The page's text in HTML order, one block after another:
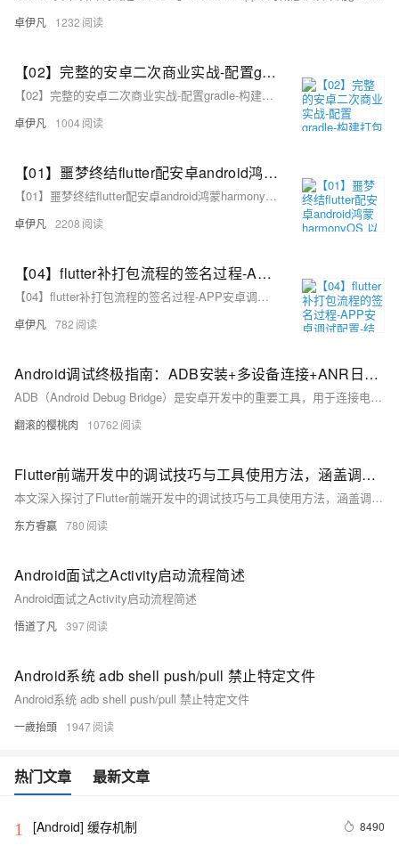
卓伊凡 1232
【02】完整的安卓二次商业实战-配置gradle-构建打包原生安卓项目-调试本地运行模拟器-优雅草伊凡
【02】完整的安卓二次商业实战-配置gradle-构建打包原生安卓项目-调试本地运行模拟器-优雅草伊凡
卓伊凡 1004
【01】噩梦终结flutter配安卓android鸿蒙harmonyOS 以及next调试环境配鸿蒙和ios真机调试环境-flutter项目安卓环境配置-gradle-agp-ndkVersion模拟器运行真机测试环境-本地环境搭建-如何快速搭建android本地运行环境-优雅草卓伊凡-很多人在这步就被难倒了
【01】噩梦终结flutter配安卓android鸿蒙harmonyOS 以及next调试环境配鸿蒙和ios真机调试环境-flutter项目安卓环境配置-gradle-agp-ndkVersion模拟器运行真机测试环境-本地环境搭建-如何快速搭建android本地运行环境-优雅草卓伊凡-很多人在这步就被难倒了
卓伊凡 2208
【04】flutter补打包流程的签名过程-APP安卓调试配置-结构化项目目录-完善注册相关页面-开发完整的社交APP-前端客户端开发+数据联调|以优雅草商业项目为例做开发-flutter开发-全流程
【04】flutter补打包流程的签名过程-APP安卓调试配置-结构化项目目录-完善注册相关页面-开发完整的社交APP-前端客户端开发+数据联调|以优雅草商业项目为例做开发-flutter开发-全流程
卓伊凡 782
Android调试终极指南：ADB安装+多设备连接+ANR日志抓取全流程解析，覆盖环境变量配置/多设备调试/ANR日志分析全流程，附Win/Mac/Linux三平台解决方案
ADB（Android Debug Bridge）是安卓开发中的重要工具，用于连接电脑与安卓设备，实现文件传输、应用管理、日志抓取等功能。本文介绍了 ADB 的基本概念、安装配置及常用命令。包括：1) 基本命令如 `adb version` 和 `adb devices`；2) 权限操作如 `adb root` 和 `adb shell`；3) APK 操作如安装、卸载应用；4) 文件传输如 `adb push` 和 `adb pull`；5) 日志记录如 `adb logcat`；6) 系统信息获取如屏幕截图和录屏。通过这些功能，用户可高效调试和管理安卓设备。
翻滚的樱桃肉 10762
Flutter前端开发中的调试技巧与工具使用方法，涵盖调试的重要性、基本技巧如打印日志与断点调试、常用调试工具如Android Studio/VS Code调试器和Flutter Inspector的介绍
本文深入探讨了Flutter前端开发中的调试技巧与工具使用方法，涵盖调试的重要性、基本技巧如打印日志与断点调试、常用调试工具如Android Studio/VS Code调试器和Flutter Inspector的介绍，以及具体操作步骤、常见问题解决、高级调试技巧、团队协作中的调试应用和未来发展趋势，旨在帮助开发者提高调试效率，提升应用质量。
东方睿赢 780
Android面试之Activity启动流程简述
Android面试之Activity启动流程简述
悟道了凡 397
Android系统 adb shell push/pull 禁止特定文件
Android系统 adb shell push/pull 禁止特定文件
一歲抬頭 1947
热门文章 最新文章
1 [Android] 缓存机制 8490